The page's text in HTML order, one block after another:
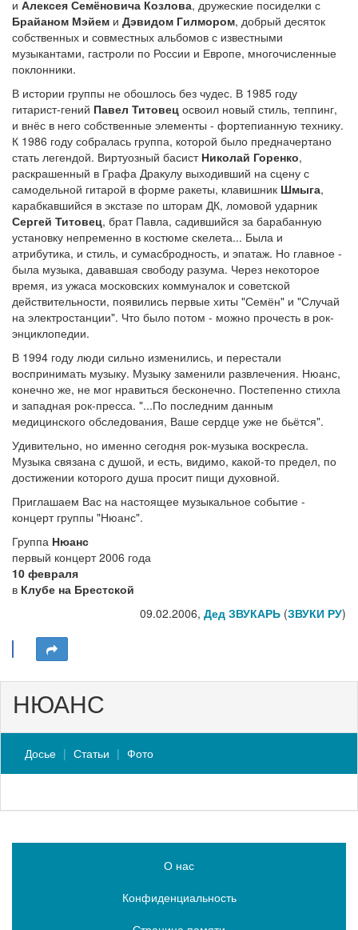
и Алексея Семёновича Козлова, дружеские посиделки с
Брайаном Мэйем и Дэвидом Гилмором, добрый десяток
собственных и совместных альбомов с известными
музыкантами, гастроли по России и Европе, многочисленные
поклонники.
В истории группы не обошлось без чудес. В 1985 году
гитарист-гений Павел Титовец освоил новый стиль, теппинг,
и внёс в него собственные элементы - фортепианную технику.
К 1986 году собралась группа, которой было предначертано
стать легендой. Виртуозный басист Николай Горенко,
раскрашенный в Графа Дракулу выходивший на сцену с
самодельной гитарой в форме ракеты, клавишник Шмыга,
карабкавшийся в экстазе по шторам ДК, ломовой ударник
Сергей Титовец, брат Павла, садившийся за барабанную
установку непременно в костюме скелета... Была и
атрибутика, и стиль, и сумасбродность, и эпатаж. Но главное -
была музыка, дававшая свободу разума. Через некоторое
время, из ужаса московских коммуналок и советской
действительности, появились первые хиты "Семён" и "Случай
на электростанции". Что было потом - можно прочесть в рок-
энциклопедии.
В 1994 году люди сильно изменились, и перестали
воспринимать музыку. Музыку заменили развлечения. Нюанс,
конечно же, не мог нравиться бесконечно. Постепенно стихла
и западная рок-пресса. "...По последним данным
медицинского обследования, Ваше сердце уже не бьётся".
Удивительно, но именно сегодня рок-музыка воскресла.
Музыка связана с душой, и есть, видимо, какой-то предел, по
достижении которого душа просит пищи духовной.
Приглашаем Вас на настоящее музыкальное событие -
концерт группы "Нюанс".
Группа Нюанс
первый концерт 2006 года
10 февраля
в Клубе на Брестской
09.02.2006, Дед ЗВУКАРЬ (ЗВУКИ РУ)
НЮАНС
Досье Статьи Фото
О нас
Конфиденциальность